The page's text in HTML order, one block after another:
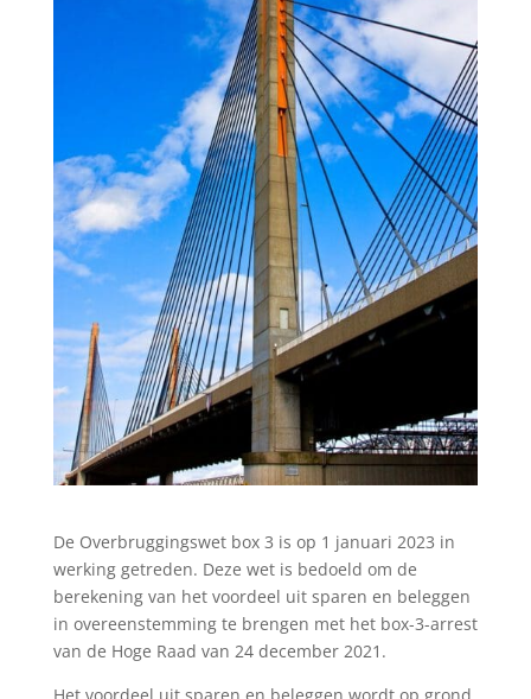
De Overbruggingswet box 3 is op 1 januari 2023 in
werking getreden. Deze wet is bedoeld om de
berekening van het voordeel uit sparen en beleggen
in overeenstemming te brengen met het box-3-arrest
van de Hoge Raad van 24 december 2021.
Het voordeel uit sparen en beleggen wordt op grond